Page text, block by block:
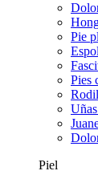
Pie
Pies
Piel